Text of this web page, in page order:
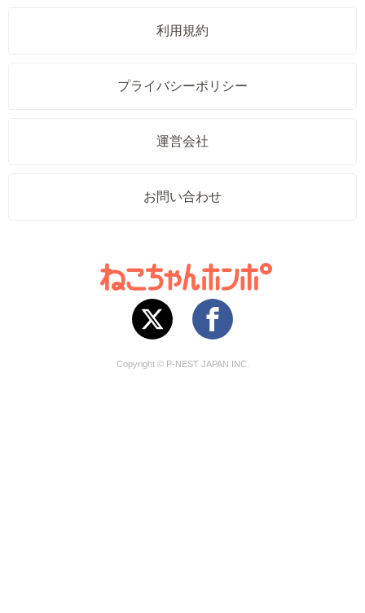
利用規約
プライバシーポリシー
運営会社
お問い合わせ
Copyright © P-NEST JAPAN INC.